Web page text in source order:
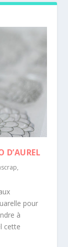
D’AUREL
,
pour
à
cette